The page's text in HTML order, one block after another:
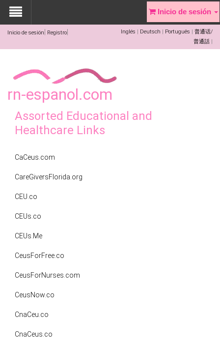
Inicio de sesión Registro Inglés Deutsch Português
普通话/
普通話
rn-espanol.com
Inicio de sesión
Assorted Educational and
Healthcare Links
CaCeus.com
CareGiversFlorida.org
CEU.co
CEUs.co
CEUs.Me
CeusForFree.co
CeusForNurses.com
CeusNow.co
CnaCeu.co
CnaCeus.co